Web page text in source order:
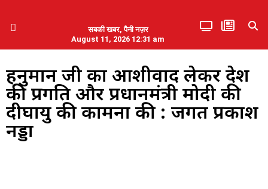
सबकी खबर, पैनी नज़र
August 11, 2026 12:31 am
हनुमान जी का आशीर्वाद लेकर देश
की प्रगति और प्रधानमंत्री मोदी की
दीर्घायु की कामना की : जगत प्रकाश
नड्डा